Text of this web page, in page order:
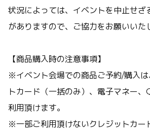
状況によっては、イベントを中止せざ
がありますので、ご協力をお願いいた
【商品購入時の注意事項】
※イベント会場での商品ご予約/購入は
トカード（一括のみ）、電子マネー
利用頂けます。
※一部ご利用頂けないクレジットカー